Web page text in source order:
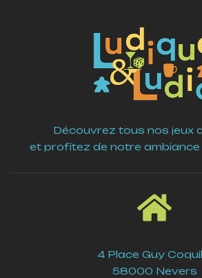
Découvrez tous nos jeux
et profitez de notre ambiance
4 Place Guy
58000 Nevers